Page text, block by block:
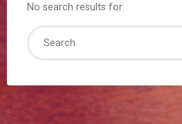
No search results for: